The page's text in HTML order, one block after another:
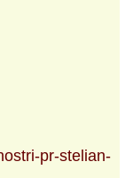
pr-stelian-